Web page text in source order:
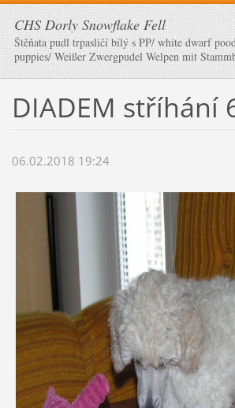
CHS Dorly Snowflake Fell
Štěňata pudl trpasličí bílý s PP/ white dwarf
puppies/ Weißer Zwergpudel Welpen mit
DIADEM stříhání
06.02.2018 19:24